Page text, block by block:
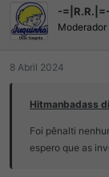
-=|R.R.|=-
Moderador
8 Abril 2024
Hitmanbadass
Foi pênalti
espero que as